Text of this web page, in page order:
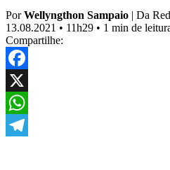
PorWellyngthon Sampaio | Da
13.08.2021 • 11h29 • 1 min de
Compartilhe:
Facebook
X
WhatsApp